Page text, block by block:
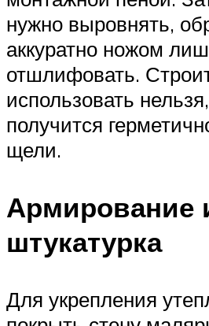
нужно выровнять,
аккуратно ножом
отшлифовать.
использовать
получится
щели.
Армирование
штукатурка
Для укрепления